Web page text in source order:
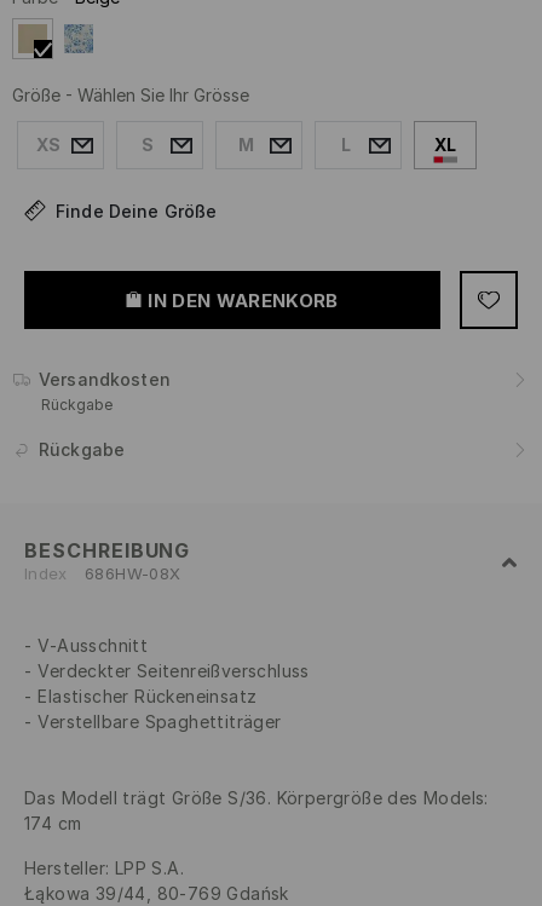
Größe - Wählen Sie Ihr Grösse
XS S M L XL
Finde Deine Größe
IN DEN WARENKORB
Versandkosten
Rückgabe
Rückgabe
BESCHREIBUNG
Index 686HW-08X
V-Ausschnitt
Verdeckter Seitenreißverschluss
Elastischer Rückeneinsatz
Verstellbare Spaghettiträger
Das Modell trägt Größe S/36. Körpergröße des Models:
174 cm
Hersteller: LPP S.A.
Łąkowa 39/44, 80-769 Gdańsk